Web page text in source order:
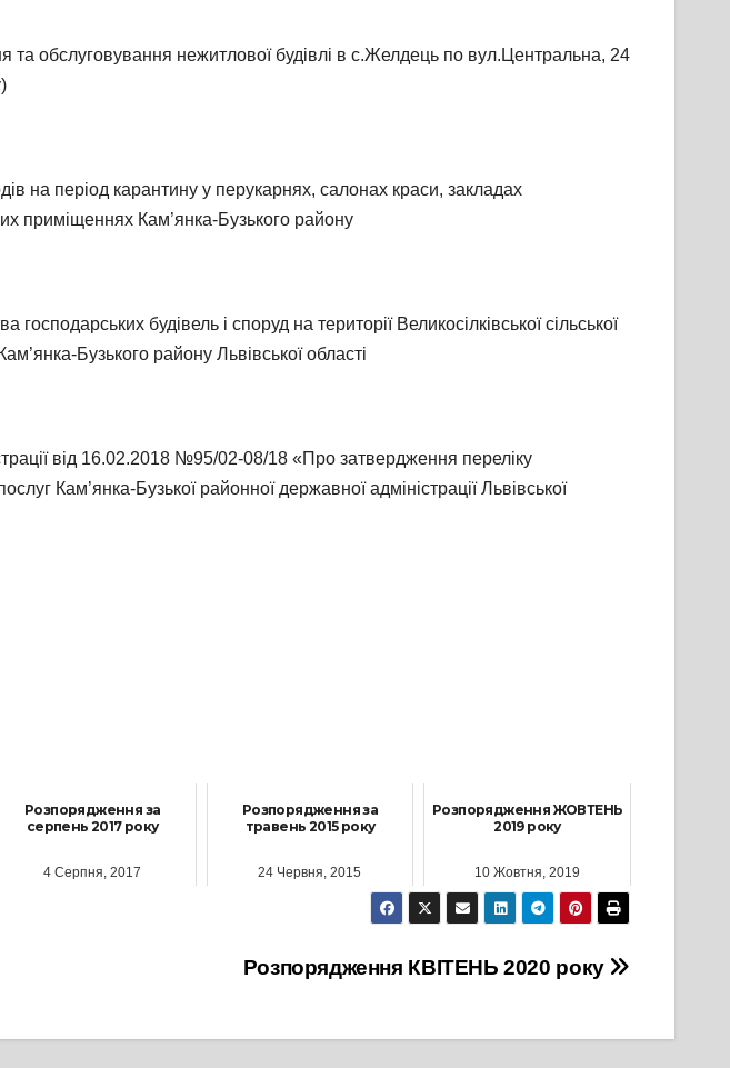
та обслуговування нежитлової будівлі в с.Желдець по вул.Центральна, 24
на період карантину у перукарнях, салонах краси, закладах
приміщеннях Кам’янка-Бузького району
будівель і споруд на території Великосілківської сільської
Бузького району Львівської області
від 16.02.2018 №95/02-08/18 «Про затвердження переліку
Кам’янка-Бузької районної державної адміністрації Львівської
Розпорядження за
серпень 2017 року
4 Серпня, 2017
Розпорядження за
травень 2015 року
24 Червня, 2015
Розпорядження ЖОВТЕНЬ
2019 року
10 Жовтня, 2019
Розпорядження КВІТЕНЬ 2020 року